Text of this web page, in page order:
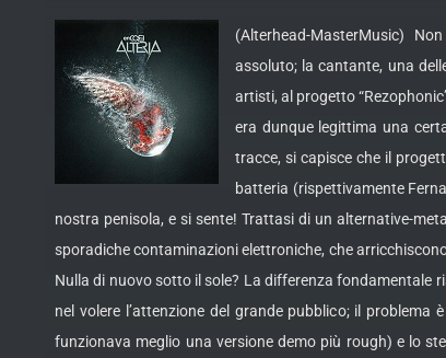
(Alterhead-MasterMusic)
assoluto; la cantante, una
artisti, al progetto
era dunque legittima una
tracce, si capisce che il
batteria (rispettivamente
nostra penisola, e si sente! Trattasi di un alternative-
sporadiche contaminazioni elettroniche, che
Nulla di nuovo sotto il sole? La differenza fondamentale
nel volere l’attenzione del grande pubblico; il
funzionava meglio una versione demo più rough) e lo